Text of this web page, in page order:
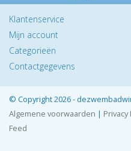
Klantenservice
Mijn account
Categorieën
Contactgegevens
© Copyright 2026 -
Algemene voorwaarden | Privacy
Feed